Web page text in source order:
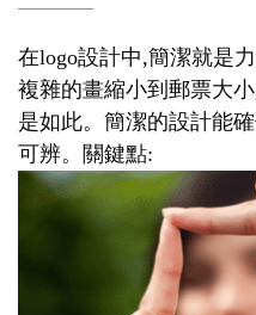
在logo設計中,簡潔就是
複雜的畫縮小到郵票大
是如此。簡潔的設計能
可辨。關鍵點: